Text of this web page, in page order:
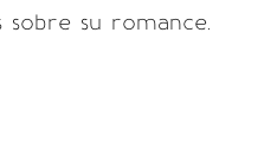
sobre su romance.